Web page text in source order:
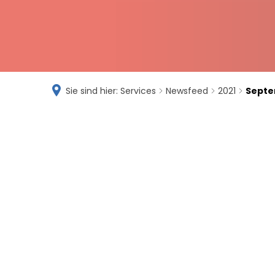
Sie sind hier: Services Newsfeed 2021